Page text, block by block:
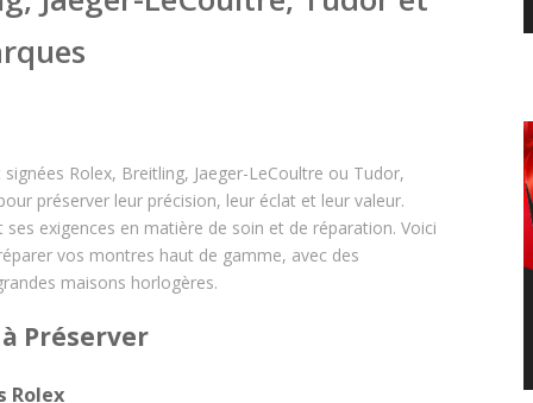
Rolex, Breitling, Jaeger-LeCoultre ou Tudor,
préserver leur précision, leur éclat et leur valeur.
exigences en matière de soin et de réparation. Voici
vos montres haut de gamme, avec des
maisons horlogères.
à Préserver
Rolex